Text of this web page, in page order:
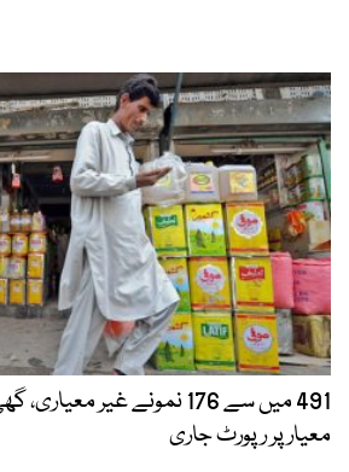
491 میں سے 176 نمونے غیر
معیار پر رپورٹ جاری